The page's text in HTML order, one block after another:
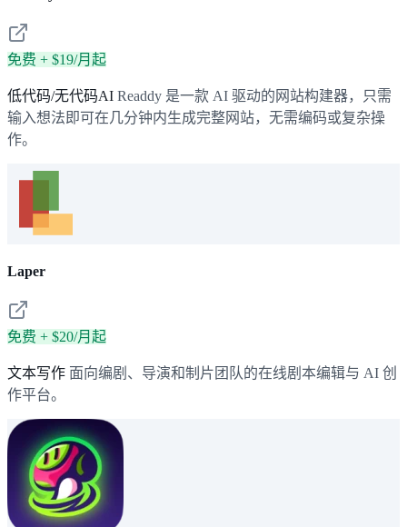
免费 + $19/月起
低代码/无代码AI Readdy 是一款 AI 驱动的网站构建器，只需
输入想法即可在几分钟内生成完整网站，无需编码或复杂操
作。
Laper
免费 + $20/月起
文本写作 面向编剧、导演和制片团队的在线剧本编辑与 AI 创
作平台。